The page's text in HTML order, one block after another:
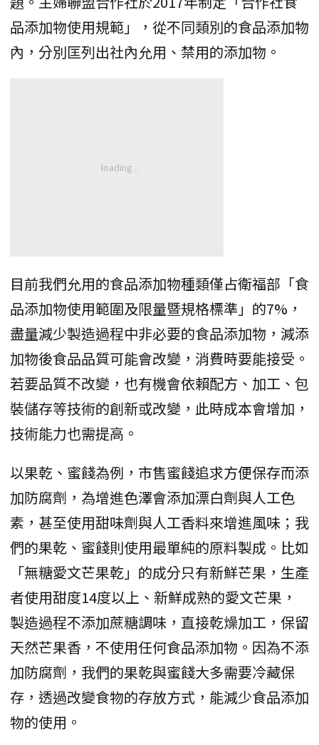
品添加物使用規範」，從不同類別的食品添加物
內，分別匡列出社內允用、禁用的添加物。
目前我們允用的食品添加物種類僅占衛福部「食
品添加物使用範圍及限量暨規格標準」的7%，
盡量減少製造過程中非必要的食品添加物，減添
加物後食品品質可能會改變，消費時要能接受。
若要品質不改變，也有機會依賴配方、加工、包
裝儲存等技術的創新或改變，此時成本會增加，
技術能力也需提高。
以果乾、蜜餞為例，市售蜜餞追求方便保存而添
加防腐劑，為增進色澤會添加漂白劑與人工色
素，甚至使用甜味劑與人工香料來增進風味；我
們的果乾、蜜餞則使用最單純的原料製成。比如
「無糖愛文芒果乾」的成分只有新鮮芒果，生產
者使用甜度14度以上、新鮮成熟的愛文芒果，
製造過程不添加蔗糖調味，直接乾燥加工，保留
天然芒果香，不使用任何食品添加物。因為不添
加防腐劑，我們的果乾與蜜餞大多需要冷藏保
存，透過改變食物的存放方式，能減少食品添加
物的使用。